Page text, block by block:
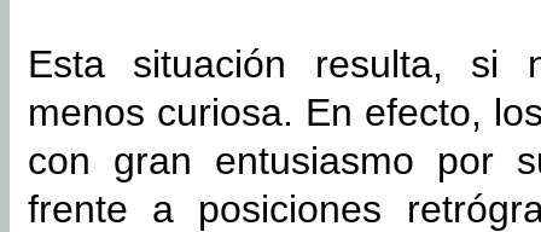
Esta situación resulta, si
menos curiosa. En efecto,
con gran entusiasmo por
frente a posiciones